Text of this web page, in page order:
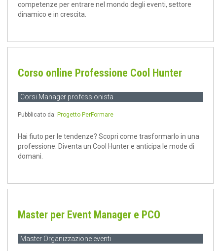
competenze per entrare nel mondo degli eventi, settore
dinamico e in crescita.
Corso online Professione Cool Hunter
Corsi Manager professionista
Pubblicato da: Progetto PerFormare
Hai fiuto per le tendenze? Scopri come trasformarlo in una
professione. Diventa un Cool Hunter e anticipa le mode di
domani.
Master per Event Manager e PCO
Master Organizzazione eventi